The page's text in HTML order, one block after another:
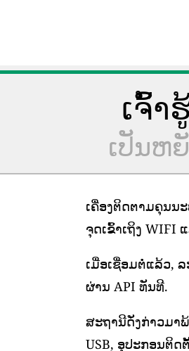
ເຈົ້າ
ເປັນຫ
ເຄື່ອງຕິດຕາມຄຸນນ
ຈຸດເຂົ້າເຖິງ WIFI
ເມື່ອເຊື່ອມຕໍ່ແລ້ວ,
ຜ່ານ API ທັນທີ.
ສະຖານີດັ່ງກ່າວມາ
USB, ອຸປະກອນຕິດ